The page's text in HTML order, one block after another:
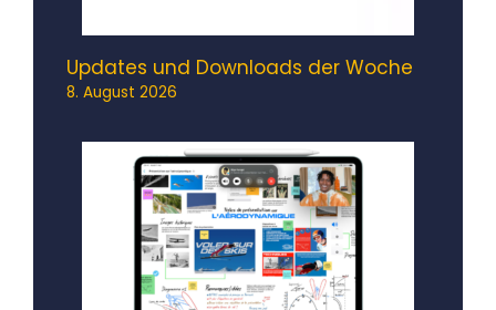
Updates und Downloads der Woche
8. August 2026